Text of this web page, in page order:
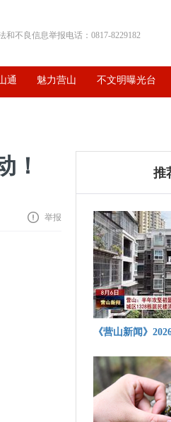
和不良信息举报电话：0817-8229182
通 魅力营山 不文明曝光台
！
举报
推
《营山新闻》